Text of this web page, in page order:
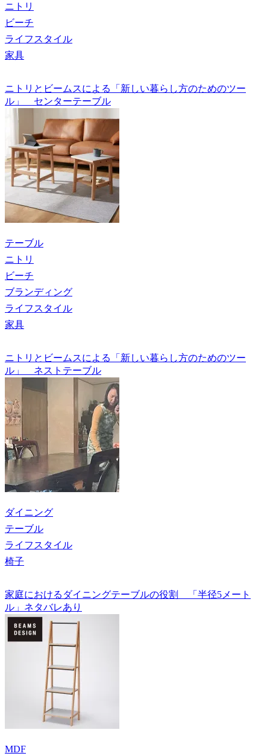
ニトリ
ビーチ
ライフスタイル
家具
ニトリとビームスによる「新しい暮らし方のためのツー
ル」 センターテーブル
テーブル
ニトリ
ビーチ
ブランディング
ライフスタイル
家具
ニトリとビームスによる「新しい暮らし方のためのツー
ル」 ネストテーブル
ダイニング
テーブル
ライフスタイル
椅子
家庭におけるダイニングテーブルの役割 「半径5メート
ル」ネタバレあり
MDF